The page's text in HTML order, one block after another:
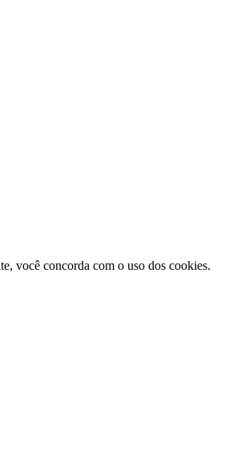
você concorda com o uso dos cookies.